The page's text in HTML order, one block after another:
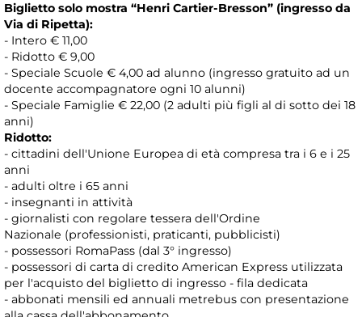
Biglietto solo mostra “Henri Cartier-Bresson” (ingresso da
Via di Ripetta):
- Intero € 11,00
- Ridotto € 9,00
- Speciale Scuole € 4,00 ad alunno (ingresso gratuito ad un
docente accompagnatore ogni 10 alunni)
- Speciale Famiglie € 22,00 (2 adulti più figli al di sotto dei 18
anni)
Ridotto:
- cittadini dell'Unione Europea di età compresa tra i 6 e i 25
anni
- adulti oltre i 65 anni
- insegnanti in attività
- giornalisti con regolare tessera dell'Ordine
Nazionale (professionisti, praticanti, pubblicisti)
- possessori RomaPass (dal 3° ingresso)
- possessori di carta di credito American Express utilizzata
per l'acquisto del biglietto di ingresso - fila dedicata
- abbonati mensili ed annuali metrebus con presentazione